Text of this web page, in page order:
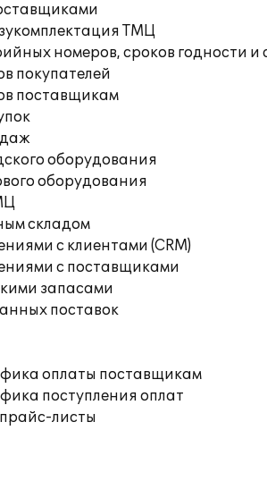
ТМЦ
номеров, сроков годности
покупателей
поставщикам
оборудования
оборудования
складом
с клиентами (CRM)
с поставщиками
запасами
поставок
оплаты поставщикам
поступления оплат
листы